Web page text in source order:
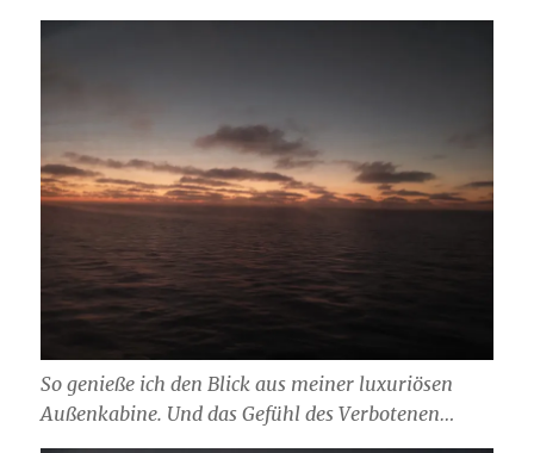
So genieße ich den Blick aus meiner luxuriösen
Außenkabine. Und das Gefühl des Verbotenen…